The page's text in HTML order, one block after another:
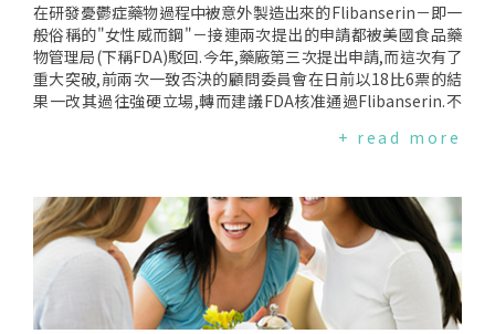
育程度,因此對健康較注意,皮膚長痣也多會找醫生治療,導致診
斷出皮膚癌的人數也較多.最後,研究團隊表示,適當的服用PDE5
抑制劑,有其效益,可增加男子性生活的品質.而引起皮膚癌最重
要的原因,仍然是暴露在強烈的陽光下,所以防止紫外線的暴露,
仍然是預防皮膚癌的基本.醫生可繼續審查男子皮膚癌的風險,但
ournaloftheAmericanMedicalAssociation)
在研發憂鬱症藥物過程中被意外製造出來的Flibanserin－即一
般俗稱的"女性威而鋼"－接連兩次提出的申請都被美國食品藥
物管理局(下稱FDA)駁回.今年,藥廠第三次提出申請,而這次有了
重大突破,前兩次一致否決的顧問委員會在日前以18比6票的結
果一改其過往強硬立場,轉而建議FDA核准通過Flibanserin.不
性表現並不理想且可能存在使人疲勞、低血壓與暈眩等副作用,
其安全性；另一方面,藥廠也同意未來獲得核准上市後的18個月
內不在電視及廣播上廣告,以避免誘發不適當的用藥行為與風氣.
FDA顧問委員會的態度轉變著實已在相關領域投下震撼彈,各界
瀰漫著山雨欲來風滿樓的氣氛,正反兩方的激烈爭辯方興未艾,而
最終的決議要等到今(2015)年8月18日才會揭曉.提醒關心此議
題的各位朋友們密切注意本站最新消息.
+ read more